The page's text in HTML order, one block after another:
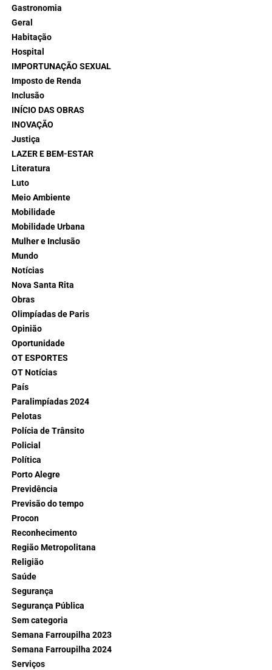
Gastronomia
Geral
Habitação
Hospital
IMPORTUNAÇÃO SEXUAL
Imposto de Renda
Inclusão
INÍCIO DAS OBRAS
INOVAÇÃO
Justiça
LAZER E BEM-ESTAR
Literatura
Luto
Meio Ambiente
Mobilidade
Mobilidade Urbana
Mulher e Inclusão
Mundo
Notícias
Nova Santa Rita
Obras
Olimpíadas de Paris
Opinião
Oportunidade
OT ESPORTES
OT Notícias
País
Paralimpíadas 2024
Pelotas
Polícia de Trânsito
Policial
Política
Porto Alegre
Previdência
Previsão do tempo
Procon
Reconhecimento
Região Metropolitana
Religião
Saúde
Segurança
Segurança Pública
Sem categoria
Semana Farroupilha 2023
Semana Farroupilha 2024
Serviços